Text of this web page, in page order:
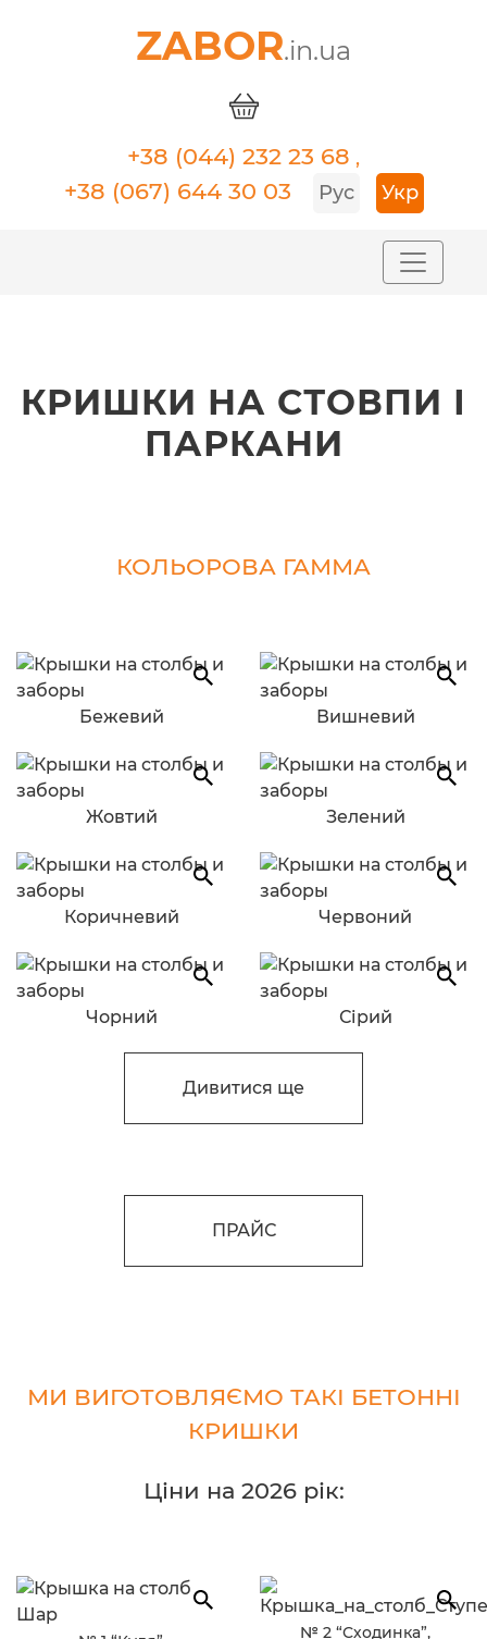
ZABOR.in.ua
+38 (044) 232 23 68 ,
+38 (067) 644 30 03 Рус Укр
КРИШКИ НА СТОВПИ І
ПАРКАНИ
КОЛЬОРОВА ГАММА
Бежевий Вишневий
Жовтий Зелений
Коричневий Червоний
Чорний Сірий
Дивитися ще
ПРАЙС
МИ ВИГОТОВЛЯЄМО ТАКІ БЕТОННІ
КРИШКИ
Ціни на 2026 рік:
№ 2 “Сходинка”,